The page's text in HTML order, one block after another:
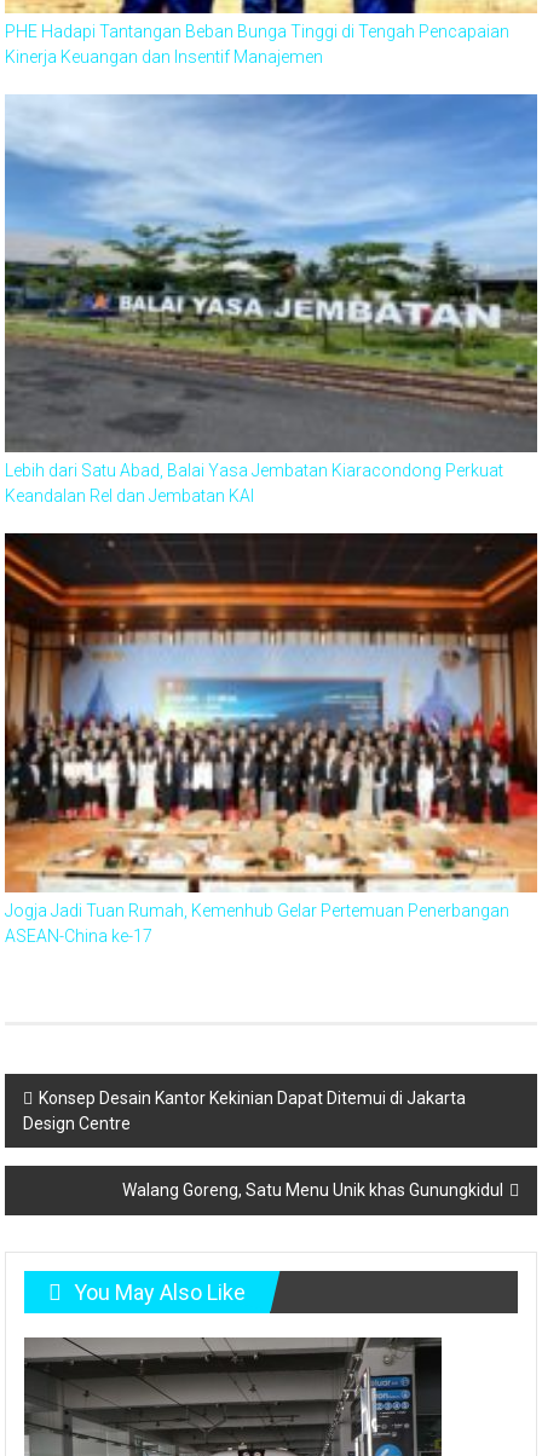
PHE Hadapi Tantangan Beban Bunga Tinggi di Tengah Pencapaian
Kinerja Keuangan dan Insentif Manajemen
Lebih dari Satu Abad, Balai Yasa Jembatan Kiaracondong Perkuat
Keandalan Rel dan Jembatan KAI
Jogja Jadi Tuan Rumah, Kemenhub Gelar Pertemuan Penerbangan
ASEAN-China ke-17
Post
navigation
Konsep Desain Kantor Kekinian Dapat Ditemui di Jakarta
Design Centre
Walang Goreng, Satu Menu Unik khas Gunungkidul
You May Also Like